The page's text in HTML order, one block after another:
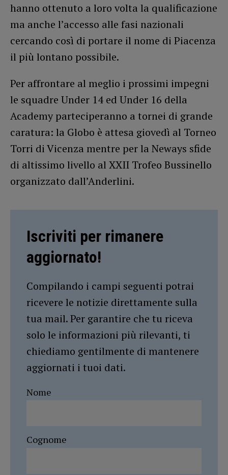
hanno ottenuto a loro volta la qualificazione
ma anche l’accesso alle fasi nazionali
cercando così di portare il nome di Piacenza
il più lontano possibile.
Per affrontare al meglio i prossimi impegni
le squadre Under 14 ed Under 16 della
Academy parteciperanno a tornei di grande
caratura: la Globo è attesa giovedì al Torneo
Torri di Vicenza mentre per la Neways sfide
di altissimo livello al XXII Trofeo Bussinello
organizzato dall’Anderlini.
Iscriviti per rimanere
aggiornato!
Compilando i campi seguenti potrai
ricevere le notizie direttamente sulla
tua mail. Per garantire che tu riceva
solo le informazioni più rilevanti, ti
chiediamo gentilmente di mantenere
aggiornati i tuoi dati.
Nome
Cognome